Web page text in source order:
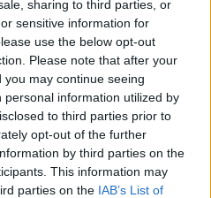
sharing to third parties, or
sensitive information for
use the below opt-out
Please note that after your
may continue seeing
information utilized by
to third parties prior to
opt-out of the further
by third parties on the
This information may
parties on the IAB’s List of
do wizyty papieża
atomowych